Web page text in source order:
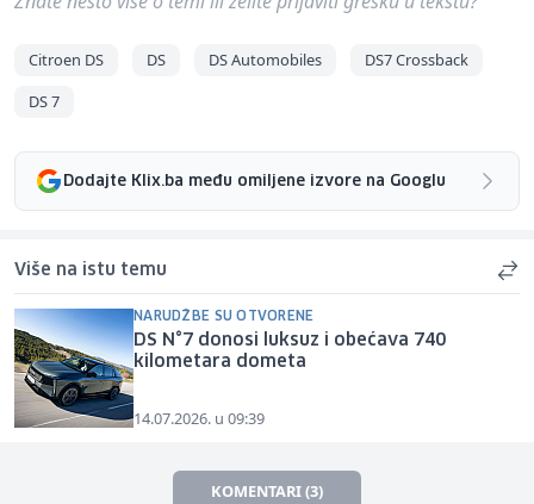
Citroen DS DS DS Automobiles
DS7 Crossback
DS 7
Dodajte Klix.ba među omiljene izvore na Googlu
Više na istu temu
NARUDŽBE SU OTVORENE
DS N°7 donosi luksuz i obećava 740
kilometara dometa
14.07.2026. u 09:39
KOMENTARI (3)